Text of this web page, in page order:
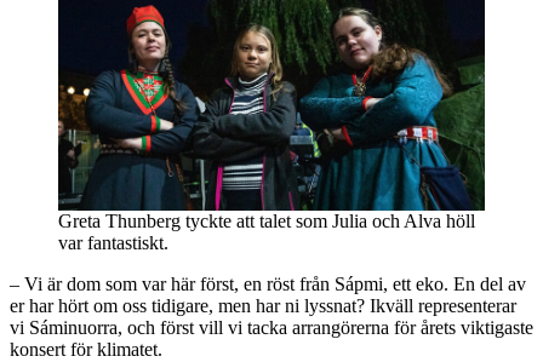
Greta Thunberg tyckte att talet som Julia och Alva höll
var fantastiskt.
– Vi är dom som var här först, en röst från Sápmi, ett eko. En del av
er har hört om oss tidigare, men har ni lyssnat? Ikväll representerar
vi Sáminuorra, och först vill vi tacka arrangörerna för årets viktigaste
konsert för klimatet.